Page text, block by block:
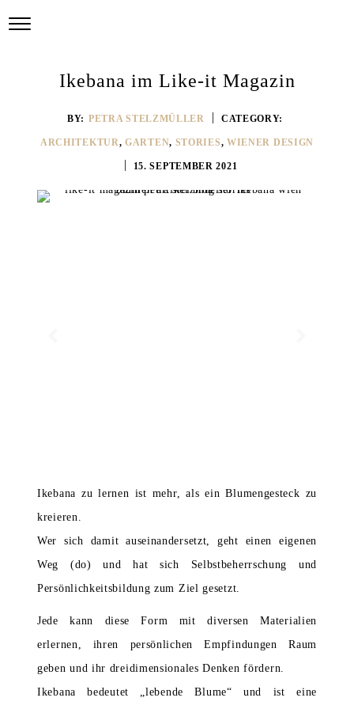
Ikebana im Like-it Magazin
BY: PETRA STELZMÜLLER CATEGORY:
ARCHITEKTUR,GARTEN, STORIES, WIENER DESIGN
15. SEPTEMBER 2021
Ikebana zu lernen ist mehr, als ein Blumengesteck zu
kreieren.
Wer sich damit auseinandersetzt, geht einen eigenen
Weg (do) und hat sich Selbstbeherrschung und
Persönlichkeitsbildung zum Ziel gesetzt.
Jede kann diese Form mit diversen Materialien
erlernen, ihren persönlichen Empfindungen Raum
geben und ihr dreidimensionales Denken fördern.
Ikebana bedeutet „lebende Blume“ und ist eine